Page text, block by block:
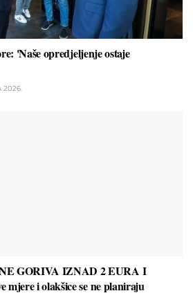
'Naše opredjeljenje ostaje
2026.
GORIVA IZNAD 2 EURA I
i olakšice se ne planiraju